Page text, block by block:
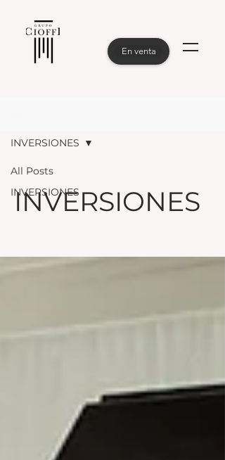
En venta
All Posts
INVERSIONES
INVERSIONES
INVERSIONES